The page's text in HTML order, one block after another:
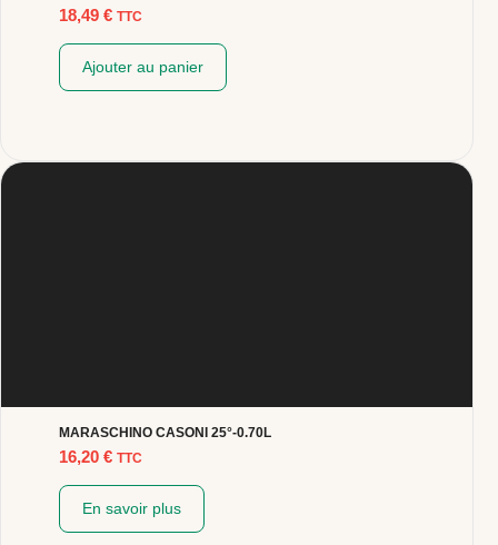
18,49 € TTC
Ajouter au panier
MARASCHINO CASONI 25°-0.70L
16,20 € TTC
En savoir plus